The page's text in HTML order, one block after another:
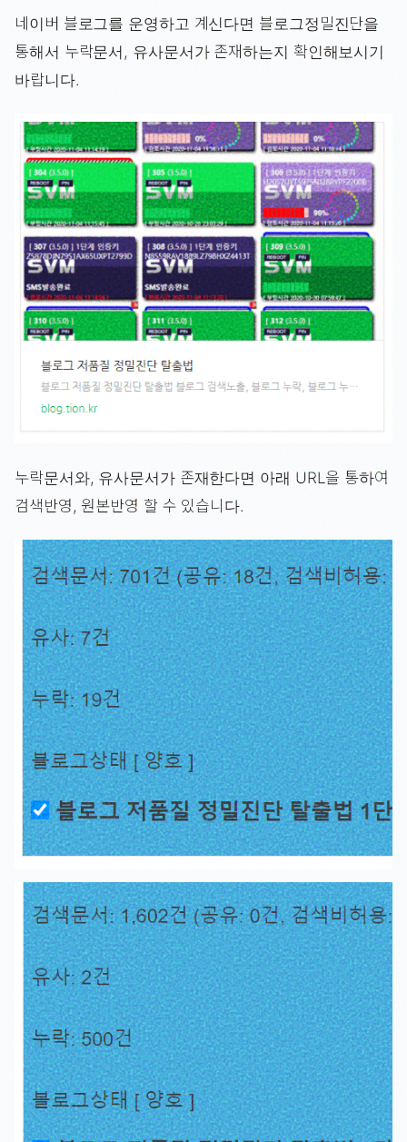
네이버 블로그를 운영하고 계신다면 블로그정밀진단을
통해서 누락문서, 유사문서가 존재하는지 확인해보시기
바랍니다.
누락문서와, 유사문서가 존재한다면 아래 URL을 통하여
검색반영, 원본반영 할 수 있습니다.